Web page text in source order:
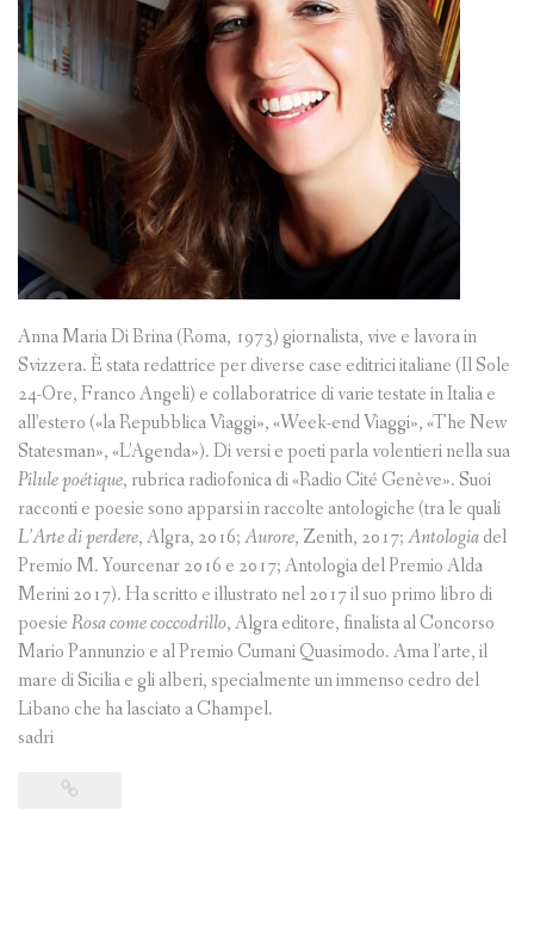
Anna Maria Di Brina (Roma, 1973) giornalista, vive e lavora in
Svizzera. È stata redattrice per diverse case editrici italiane (Il Sole
24-Ore, Franco Angeli) e collaboratrice di varie testate in Italia e
all’estero («la Repubblica Viaggi», «Week-end Viaggi», «The New
Statesman», «L’Agenda»). Di versi e poeti parla volentieri nella sua
Pilule poétique, rubrica radiofonica di «Radio Cité Genève». Suoi
racconti e poesie sono apparsi in raccolte antologiche (tra le quali
L’Arte di perdere, Algra, 2016;Aurore, Zenith, 2017;Antologiadel
Premio M. Yourcenar 2016 e 2017; Antologia del Premio Alda
Merini 2017). Ha scritto e illustrato nel 2017 il suo primo libro di
poesieRosa come coccodrillo, Algra editore, finalista al Concorso
Mario Pannunzio e al Premio Cumani Quasimodo. Ama l’arte, il
mare di Sicilia e gli alberi, specialmente un immenso cedro del
Libano che ha lasciato a Champel.
sadri